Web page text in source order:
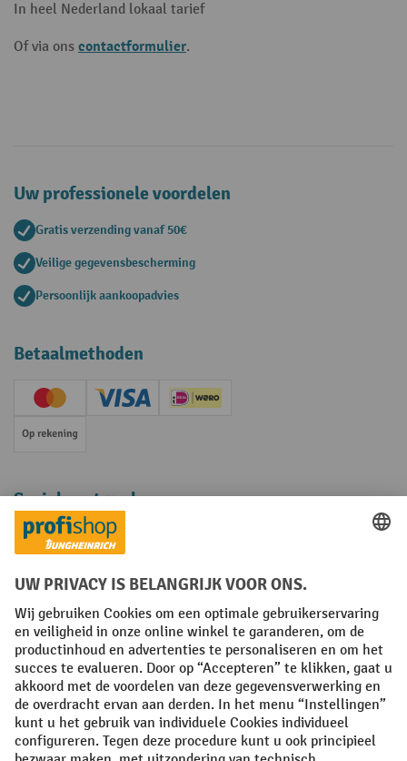
In heel Nederland lokaal tarief
Of via ons contactformulier.
Uw professionele voordelen
Gratis verzending vanaf 50€
Veilige gegevensbescherming
Persoonlijk aankoopadvies
Betaalmethoden
Creditcard (Master)Creditcard (Visa)iDEAL | Wero
Op rekening
Sociale netwerken
Facebook
YouTube
LinkedInInstagram
Algemene leveringsvoorwaarden Copyright
Privacyverklaring Privacy Instellingen
All prices excl. VAT plusshipping costs and possible delivery charges,
if not stated otherwise.
¹ De korting is geldig zolang de voorraad strekt. De korting is niet van